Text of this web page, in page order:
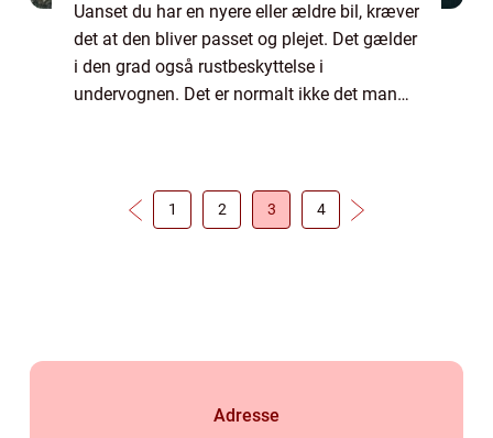
Uanset du har en nyere eller ældre bil, kræver
det at den bliver passet og plejet. Det gælder
i den grad også rustbeskyttelse i
undervognen. Det er normalt ikke det man
1 2 3 4
Adresse